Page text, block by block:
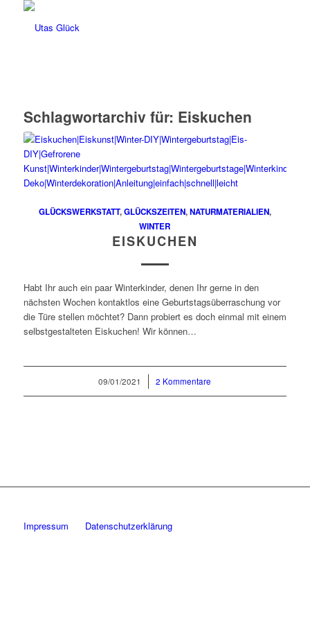
Schlagwortarchiv für: Eiskuchen
GLÜCKSWERKSTATT,GLÜCKSZEITEN,NATURMATERIALIEN,
WINTER
EISKUCHEN
Habt Ihr auch ein paar Winterkinder, denen Ihr gerne in den
nächsten Wochen kontaktlos eine Geburtstagsüberraschung vor
die Türe stellen möchtet? Dann probiert es doch einmal mit einem
selbstgestalteten Eiskuchen! Wir können…
09/01/2021
/ 2 Kommentare
Impressum Datenschutzerklärung